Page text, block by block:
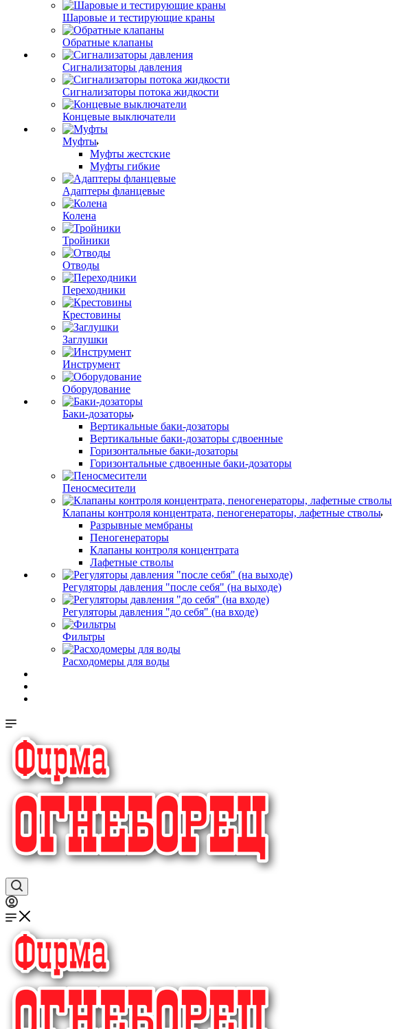
Шаровые и тестирующие краны
Обратные клапаны
Сигнализаторы давления
Сигнализаторы потока жидкости
Концевые выключатели
Муфты
Муфты жестские
Муфты гибкие
Адаптеры фланцевые
Колена
Тройники
Отводы
Переходники
Крестовины
Заглушки
Инструмент
Оборудование
Баки-дозаторы
Вертикальные баки-дозаторы
Вертикальные баки-дозаторы сдвоенные
Горизонтальные баки-дозаторы
Горизонтальные сдвоенные баки-дозаторы
Пеносмесители
Клапаны контроля концентрата, пеногенераторы, лафетные стволы
Разрывные мембраны
Пеногенераторы
Клапаны контроля концентрата
Лафетные стволы
Регуляторы давления "после себя" (на выходе)
Регуляторы давления "до себя" (на входе)
Фильтры
Расходомеры для воды